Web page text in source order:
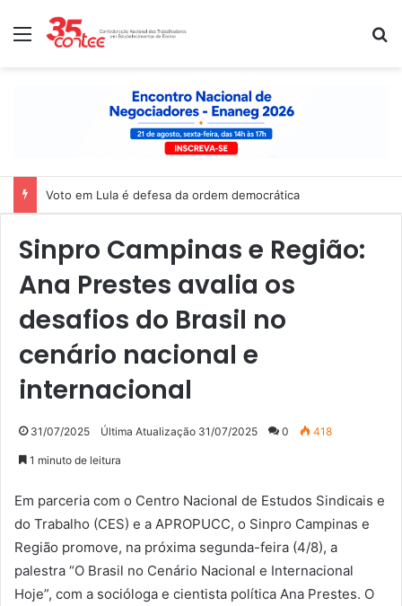
Menu
Voto em Lula é defesa da ordem democrática
Sinpro Campinas e Região:
Ana Prestes avalia os
desafios do Brasil no
cenário nacional e
internacional
31/07/2025 Última Atualização 31/07/2025 0 418
1 minuto de leitura
Em parceria com o Centro Nacional de Estudos Sindicais e
do Trabalho (CES) e a APROPUCC, o Sinpro Campinas e
Região promove, na próxima segunda-feira (4/8), a
palestra “O Brasil no Cenário Nacional e Internacional
Hoje”, com a socióloga e cientista política Ana Prestes. O